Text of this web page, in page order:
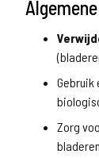
Gebruik
Zorg